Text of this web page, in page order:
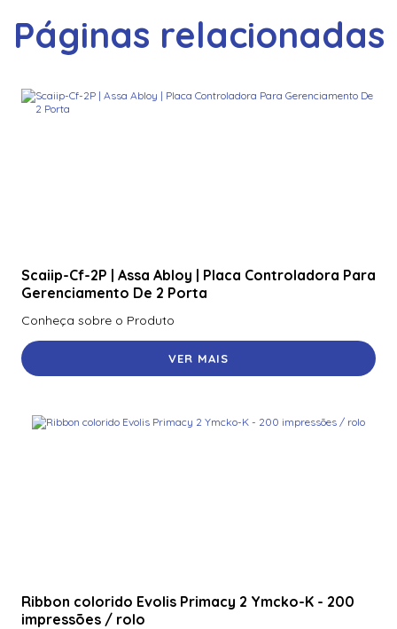
Páginas relacionadas
Scaiip-Cf-2P | Assa Abloy | Placa Controladora Para
Gerenciamento De 2 Porta
Conheça sobre o Produto
VER MAIS
Ribbon colorido Evolis Primacy 2 Ymcko-K - 200
impressões / rolo